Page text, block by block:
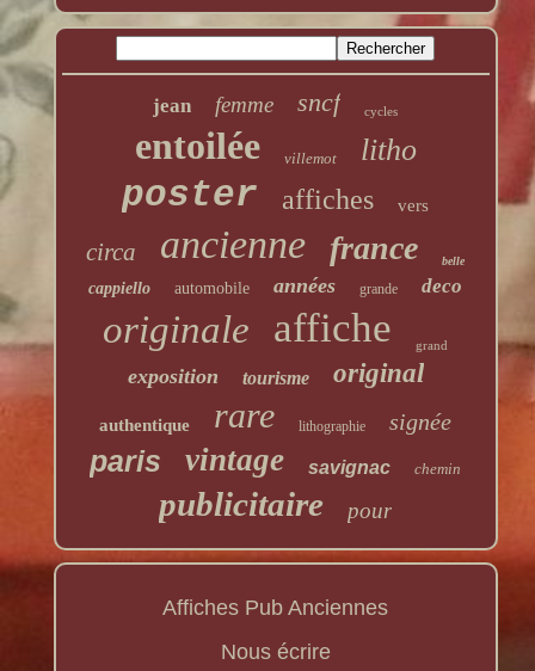
jean femme sncf cycles
entoilée villemot litho
poster affiches vers
circa ancienne france belle
cappiello automobile années grande deco
originale affiche grand
exposition tourisme original
authentique rare lithographie signée
paris vintage savignac chemin
publicitaire pour
Affiches Pub Anciennes
Nous écrire